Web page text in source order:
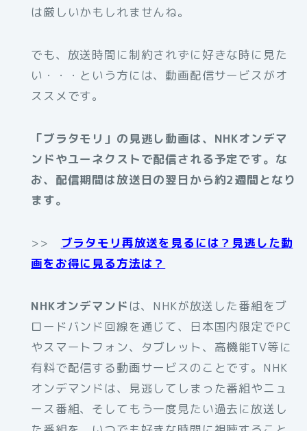
は厳しいかもしれませんね。
でも、放送時間に制約されずに好きな時に見た
い・・・という方には、動画配信サービスがオ
ススメです。
「ブラタモリ」の見逃し動画は、NHKオンデマ
ンドやユーネクストで配信される予定です。な
お、配信期間は放送日の翌日から約2週間となり
ます。
>> ブラタモリ再放送を見るには？見逃した動
画をお得に見る方法は？
NHKオンデマンド は、NHKが放送した番組をブ
ロードバンド回線を通じて、日本国内限定でPC
やスマートフォン、タブレット、高機能TV等に
有料で配信する動画サービスのことです。NHK
オンデマンドは、見逃してしまった番組やニュ
ース番組、そしてもう一度見たい過去に放送し